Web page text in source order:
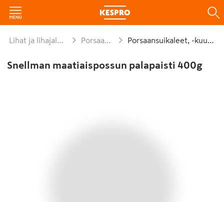
Lihat ja lihajalosteet Porsaanliha Porsaansuikaleet, -kuutiot
Snellman maatiaispossun palapaisti 400g